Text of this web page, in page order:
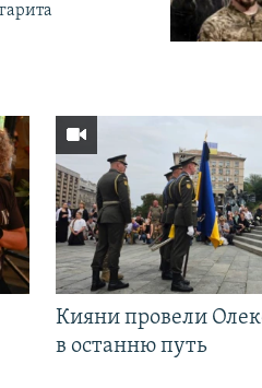
Кияни провели
в останню путь